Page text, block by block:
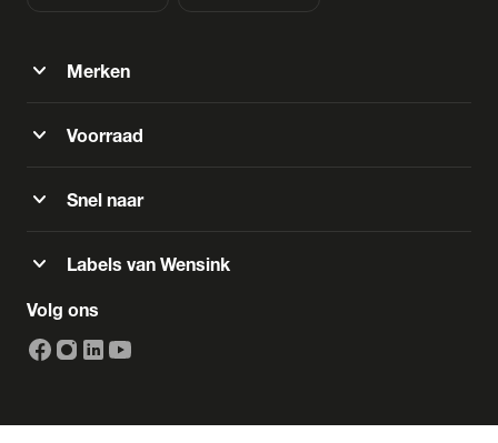
expand_more Merken
expand_more Voorraad
expand_more Snel naar
expand_more Labels van Wensink
Volg ons